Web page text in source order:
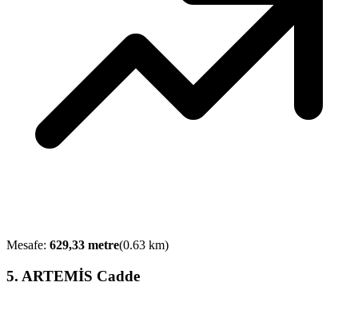
Mesafe: 629,33 metre(0.63 km)
5. ARTEMİS Cadde